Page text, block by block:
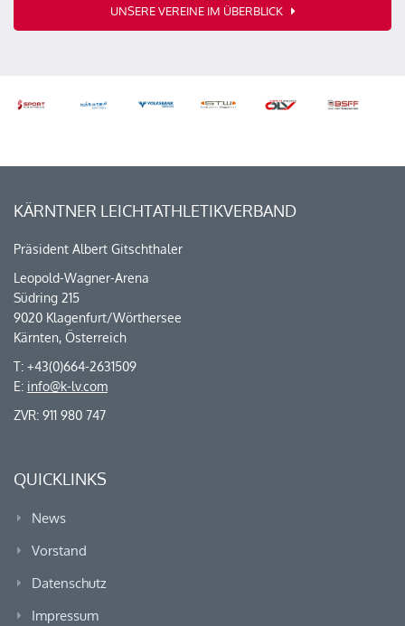
UNSERE VEREINE IM ÜBERBLICK
KÄRNTNER LEICHTATHLETIKVERBAND
Präsident Albert Gitschthaler
Leopold-Wagner-Arena
Südring 215
9020 Klagenfurt/Wörthersee
Kärnten, Österreich
T: +43(0)664-2631509
E: info@k-lv.com
ZVR: 911 980 747
QUICKLINKS
News
Vorstand
Datenschutz
Impressum